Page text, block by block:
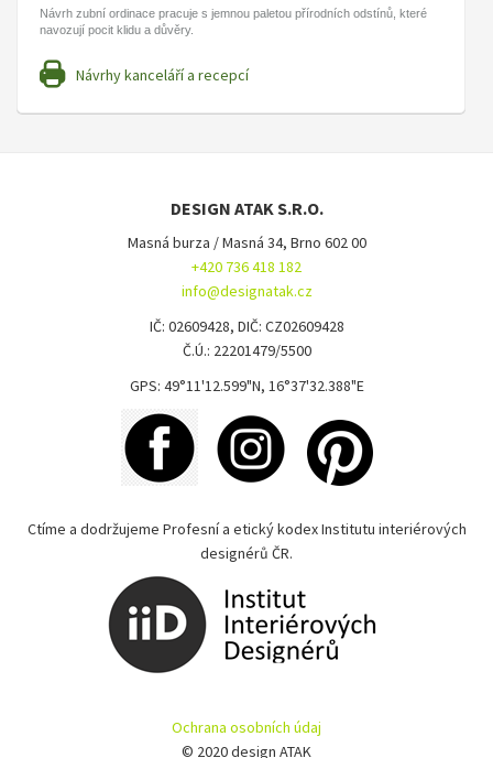
Návrh zubní ordinace pracuje s jemnou paletou přírodních odstínů, které
navozují pocit klidu a důvěry.
Návrhy kanceláří a recepcí
DESIGN ATAK S.R.O.
Masná burza / Masná 34, Brno 602 00
+420 736 418 182
info@designatak.cz
IČ: 02609428, DIČ: CZ02609428
Č.Ú.: 22201479/5500
GPS: 49°11'12.599"N, 16°37'32.388"E
Ctíme a dodržujeme Profesní a etický kodex Institutu interiérových
designérů ČR.
Ochrana osobních údaj
© 2020 design ATAK